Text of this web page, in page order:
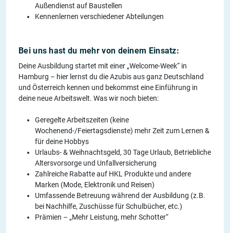
Außendienst auf Baustellen​
Kennenlernen verschiedener Abteilungen
Bei uns hast du mehr von deinem Einsatz:
Deine Ausbildung startet mit einer „Welcome-Week“ in
Hamburg – hier lernst du die Azubis aus ganz Deutschland
und Österreich kennen und bekommst eine Einführung in
deine neue Arbeitswelt. Was wir noch bieten:
Geregelte Arbeitszeiten (keine
Wochenend-/Feiertagsdienste) mehr Zeit zum Lernen &
für deine Hobbys
Urlaubs- & Weihnachtsgeld, 30 Tage Urlaub, Betriebliche
Altersvorsorge und Unfallversicherung
Zahlreiche Rabatte auf HKL Produkte und andere
Marken (Mode, Elektronik und Reisen)
Umfassende Betreuung während der Ausbildung (z.B.
bei Nachhilfe, Zuschüsse für Schulbücher, etc.)
Prämien – „Mehr Leistung, mehr Schotter“